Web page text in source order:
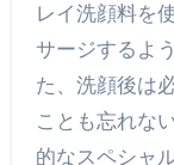
レイ洗顔料を
サージするよ
た、洗顔後は
ことも忘れな
的なスペシャ